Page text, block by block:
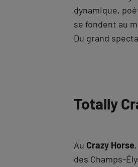
dynamique,
se fondent au
Du grand
Totally
Au Crazy Horse
des Champs-